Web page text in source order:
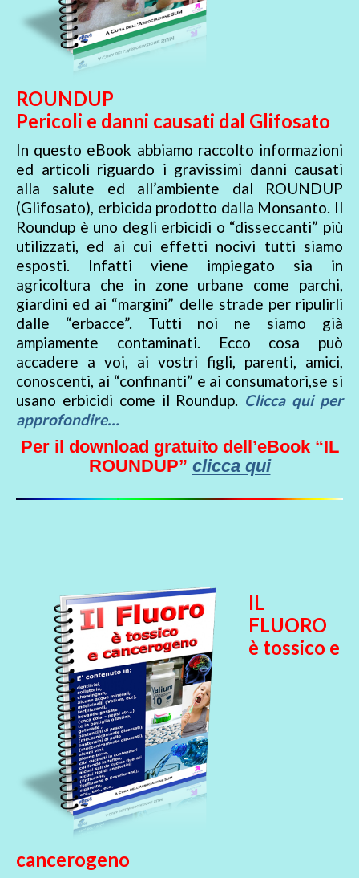
ROUNDUP
Pericoli e danni causati dal Glifosato
In questo eBook abbiamo raccolto informazioni
ed articoli riguardo i gravissimi danni causati
alla salute ed all’ambiente dal ROUNDUP
(Glifosato), erbicida prodotto dalla Monsanto. Il
Roundup è uno degli erbicidi o “disseccanti” più
utilizzati, ed ai cui effetti nocivi tutti siamo
esposti. Infatti viene impiegato sia in
agricoltura che in zone urbane come parchi,
giardini ed ai “margini” delle strade per ripulirli
dalle “erbacce”. Tutti noi ne siamo già
ampiamente contaminati. Ecco cosa può
accadere a voi, ai vostri figli, parenti, amici,
conoscenti, ai “confinanti” e ai consumatori,se si
usano erbicidi come il Roundup. Clicca qui per
approfondire…
Per il download gratuito dell’eBook “IL
ROUNDUP” clicca qui
IL
FLUORO
è tossico e
cancerogeno